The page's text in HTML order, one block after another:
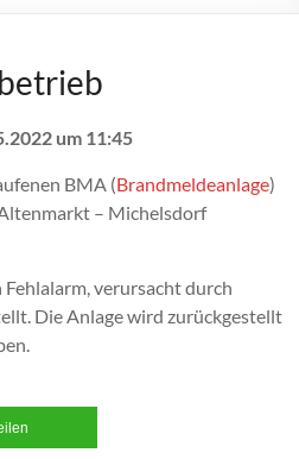
um 11:45
BMA (Brandmeldeanlage)
– Michelsdorf
verursacht durch
Die Anlage wird zurückgestellt